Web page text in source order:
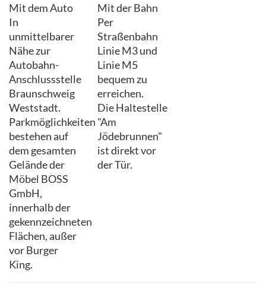
Mit dem Auto
In
unmittelbarer
Nähe zur
Autobahn-
Anschlussstelle
Braunschweig
Weststadt.
Parkmöglichkeiten
bestehen auf
dem gesamten
Gelände der
Möbel BOSS
GmbH,
innerhalb der
gekennzeichneten
Flächen, außer
vor Burger
King.
Mit der Bahn
Per
Straßenbahn
Linie M3 und
Linie M5
bequem zu
erreichen.
Die Haltestelle
"Am
Jödebrunnen"
ist direkt vor
der Tür.